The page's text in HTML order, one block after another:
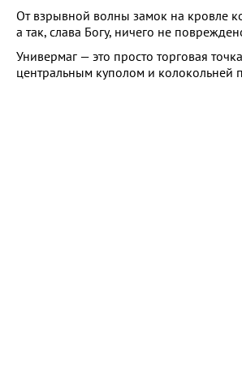
От взрывной волны замок на кровле
а так, слава Богу, ничего не
Универмаг — это просто торговая
центральным куполом и колокольней